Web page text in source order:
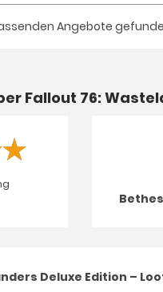
Angebote
Fallout 76:
Deluxe Edition –